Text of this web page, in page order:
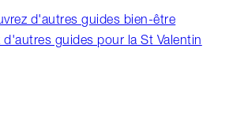
d'autres guides bien-être
d'autres guides pour la St Valentin